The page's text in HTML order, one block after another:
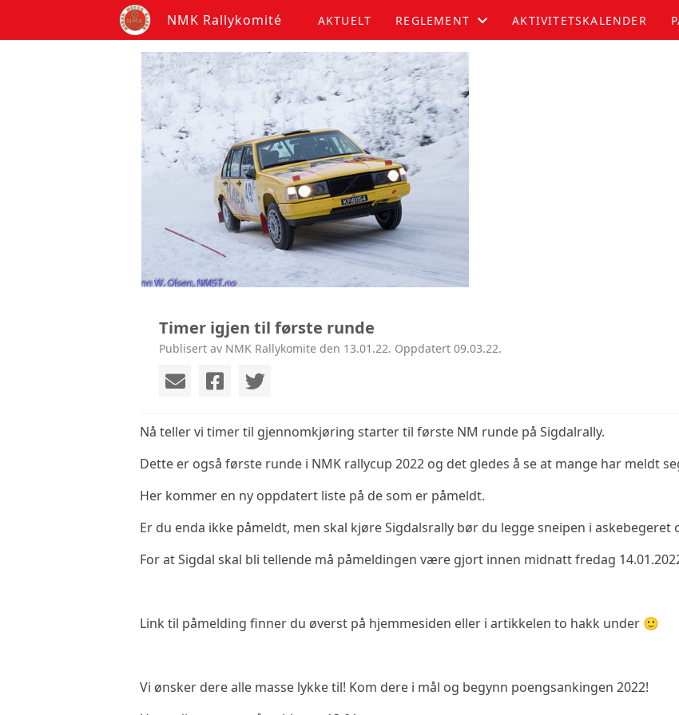
NMK Rallykomité AKTUELT REGLEMENT
JUNIOR
SENIOR
AKTIVITETSKALENDER
Timer igjen til første runde
Publisert av NMK Rallykomite den 13.01.22. Oppdatert 09.03.22.
Nå teller vi timer til gjennomkjøring starter til første NM runde på Sigdalrally.
Dette er også første runde i NMK rallycup 2022 og det gledes å se at mange har meldt
Her kommer en ny oppdatert liste på de som er påmeldt.
Er du enda ikke påmeldt, men skal kjøre Sigdalsrally bør du legge sneipen i askebegeret
For at Sigdal skal bli tellende må påmeldingen være gjort innen midnatt fredag
Link til påmelding finner du øverst på hjemmesiden eller i artikkelen to hakk under 🙂
Vi ønsker dere alle masse lykke til! Kom dere i mål og begynn poengsankingen 2022!